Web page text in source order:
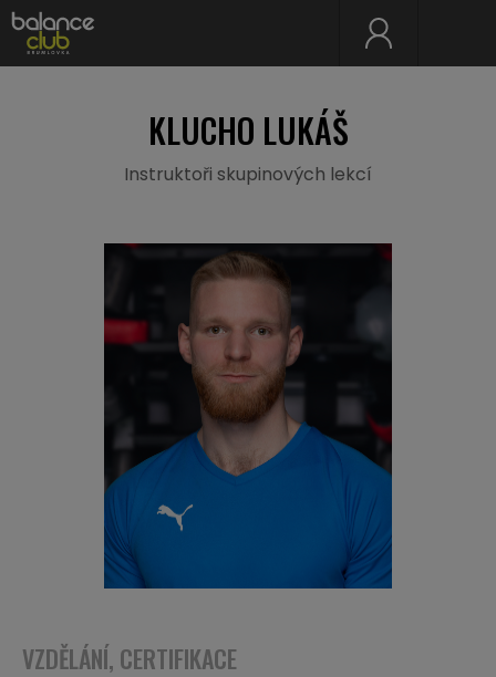
KLUCHO LUKÁŠ
Instruktoři skupinových lekcí
VZDĚLÁNÍ, CERTIFIKACE